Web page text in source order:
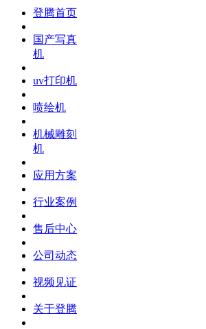
登腾首页
国产写真
机
uv打印机
喷绘机
机械雕刻
机
应用方案
行业案例
售后中心
公司动态
视频见证
关于登腾